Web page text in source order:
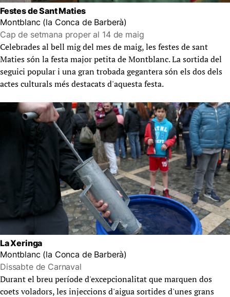
Festes de Sant Maties
Montblanc (la Conca de Barberà)
Cap de setmana proper al 14 de maig
Celebrades al bell mig del mes de maig, les festes de sant
Maties són la festa major petita de Montblanc. La sortida del
seguici popular i una gran trobada gegantera són els dos dels
actes culturals més destacats d'aquesta festa.
La Xeringa
Montblanc (la Conca de Barberà)
Dissabte de Carnaval
Durant el breu període d'excepcionalitat que marquen dos
coets voladors, les injeccions d'aigua sortides d'unes grans